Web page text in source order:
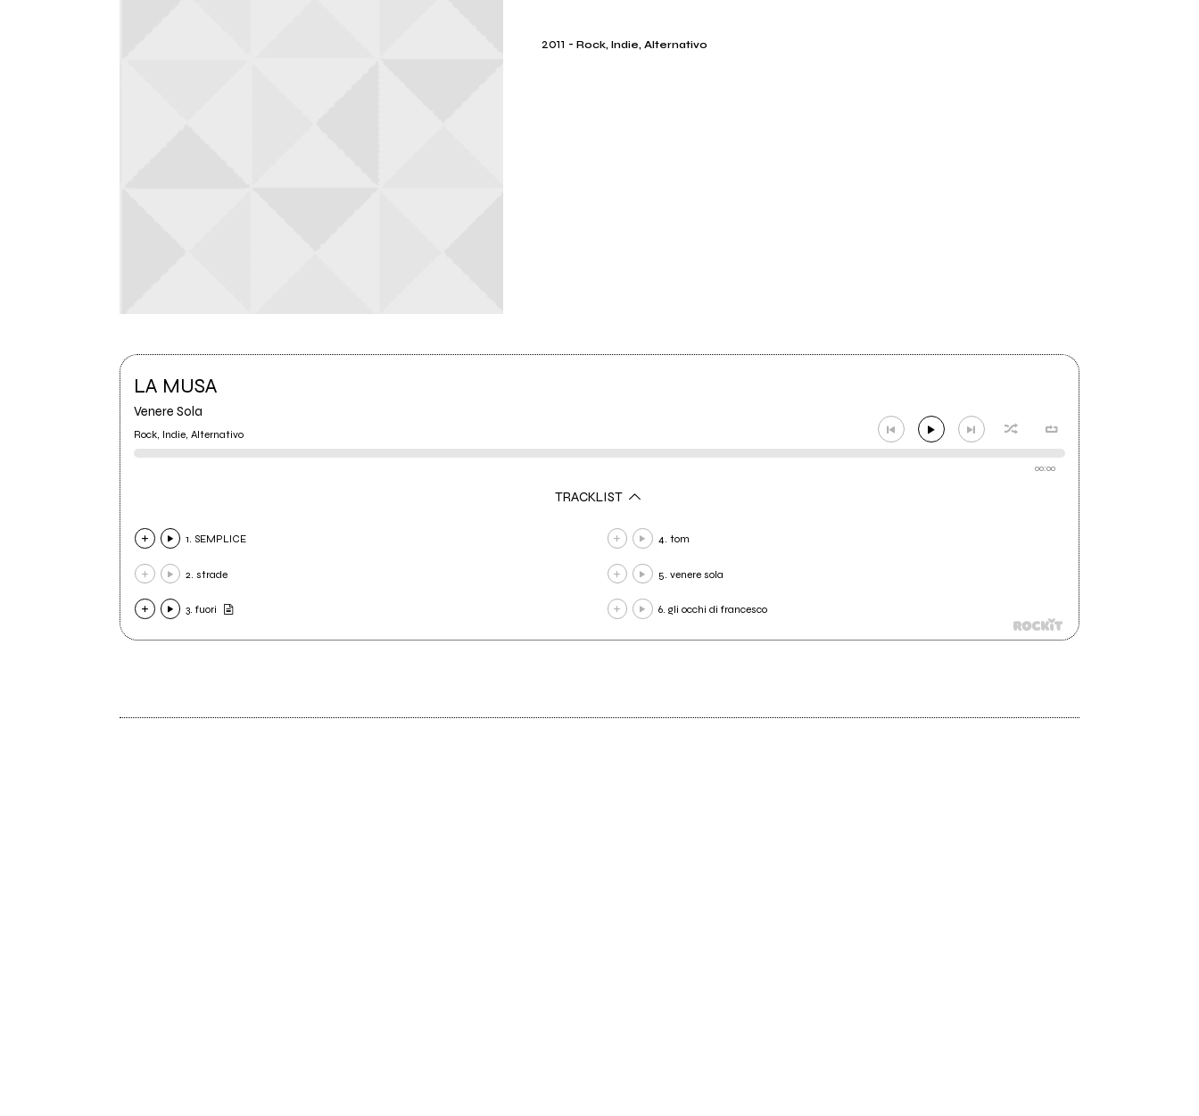
2011 -Rock, Indie, Alternativo
LA MUSA
Venere Sola
Rock, Indie, Alternativo
00:00
TRACKLIST
1. SEMPLICE
2. strade
3. fuori
4. tom
5. venere sola
6. gli occhi di francesco